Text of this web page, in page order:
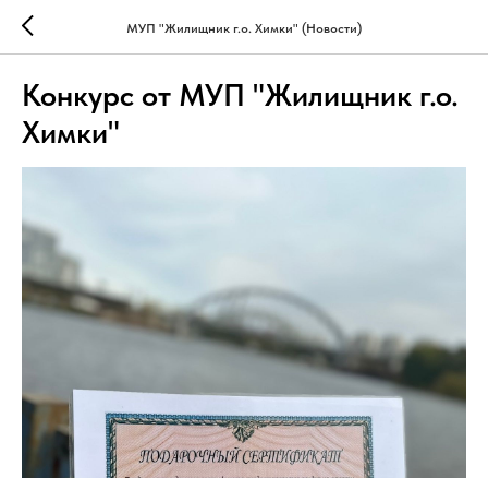
МУП "Жилищник г.о. Химки" (Новости)
Конкурс от МУП "Жилищник г.о.
Химки"